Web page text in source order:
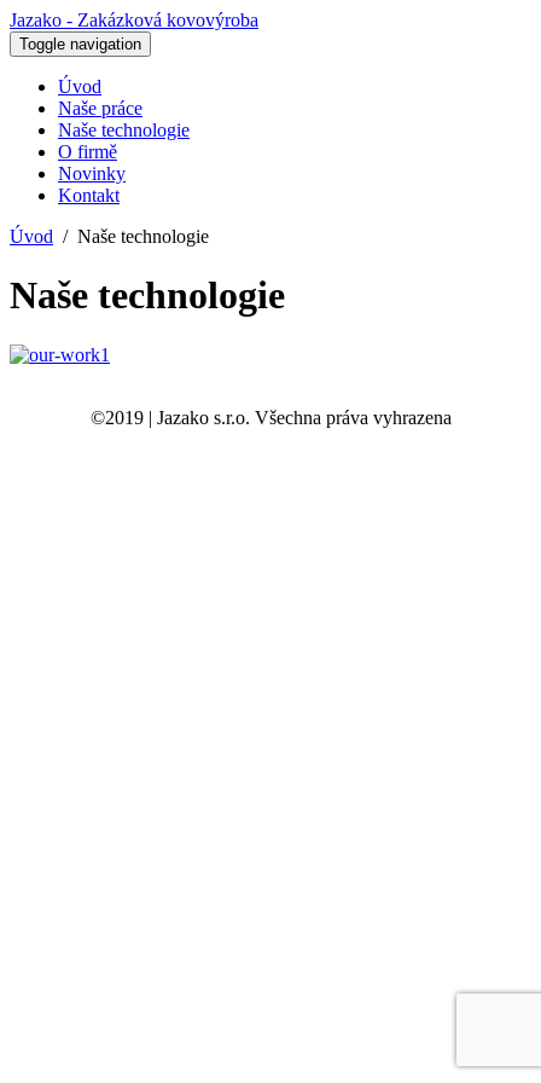
Jazako - Zakázková kovovýroba
Toggle navigation
Úvod
Naše práce
Naše technologie
O firmě
Novinky
Kontakt
Úvod
Naše technologie
Naše technologie
©2019 | Jazako s.r.o. Všechna práva vyhrazena